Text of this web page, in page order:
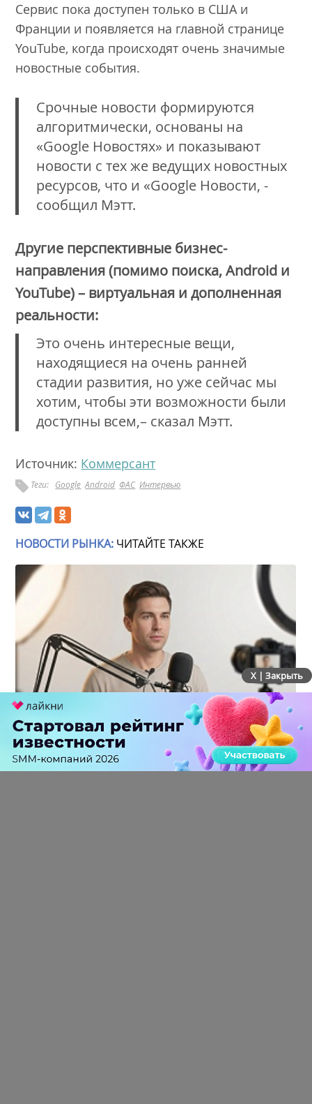
Сервис пока доступен только в США и
Франции и появляется на главной странице
YouTube, когда происходят очень значимые
новостные события.
Срочные новости формируются
алгоритмически, основаны на
«Google Новостях» и показывают
новости с тех же ведущих новостных
ресурсов, что и «Google Новости, -
сообщил Мэтт.
Другие перспективные бизнес-
направления (помимо поиска, Android и
YouTube) – виртуальная и дополненная
реальности:
Это очень интересные вещи,
находящиеся на очень ранней
стадии развития, но уже сейчас мы
хотим, чтобы эти возможности были
доступны всем,– сказал Мэтт.
Источник: Коммерсант
Теги: Google Android ФАС Интервью
НОВОСТИ РЫНКА: ЧИТАЙТЕ ТАКЖЕ
Российский рынок инфлюенс-маркетинга вошел в
фазу стагнации после нескольких лет роста
X | Закрыть